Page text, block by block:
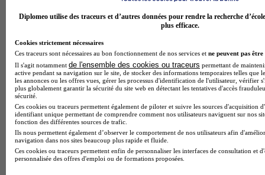
Diplomeo utilise des traceurs et d’autres données pour rendre la recherche
plus efficace.
Cookies strictement nécessaires
Ces traceurs sont nécessaires au bon fonctionnement de nos services et ne peuvent pas être
Il s'agit notamment de l'ensemble des cookies ou traceurs permettant de
active pendant sa navigation sur le site, de stocker des informations temporaires telles que
les annonces ou les offres vues, gérer les processus d'identification de l'utilisateur, vérifier
plus globalement garantir la sécurité du site web en détectant les tentatives d'accès
sécurité.
Ces cookies ou traceurs permettent également de piloter et suivre les sources d'acquisition
identifiant unique permettant de comprendre comment nos utilisateurs naviguent sur nos
fonction des différentes sources de trafic.
Ils nous permettent également d’observer le comportement de nos utilisateurs afin
navigation dans nos sites beaucoup plus rapide et fluide.
Ces cookies ou traceurs permettent enfin de personnaliser les interfaces de consultation et
personnalisée des offres d'emploi ou de formations proposées.